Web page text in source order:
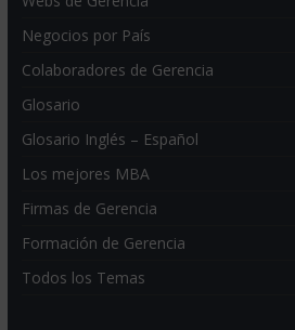
Negocios por País
Colaboradores de Gerencia
Glosario
Glosario Inglés – Español
Los mejores MBA
Firmas de Gerencia
Formación de Gerencia
Todos los Temas